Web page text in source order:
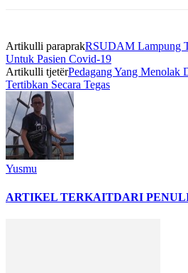
Artikulli paraprakRSUDAM Lampung
Untuk Pasien Covid-19
Artikulli tjetërPedagang Yang Menolak
Tertibkan Secara Tegas
Yusmu
ARTIKEL TERKAITDARI